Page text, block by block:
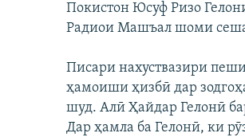
Покистон Юсуф Ризо
Радиои Машъал шоми
Писари нахуствазири
ҳамоиши ҳизбӣ дар
шуд. Алӣ Ҳайдар Гелонӣ
Дар ҳамла ба Гелонӣ, ки